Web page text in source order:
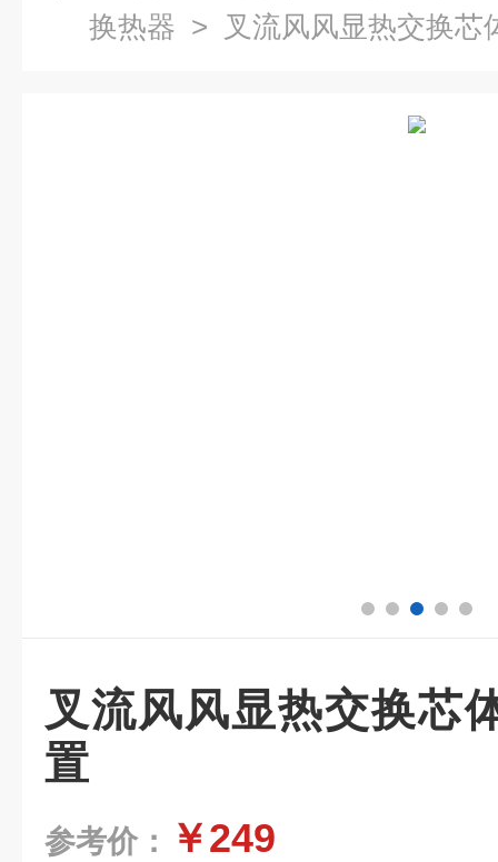
换热器 > 叉流风风显热交换芯
叉流风风显热交换芯
置
参考价： ￥249